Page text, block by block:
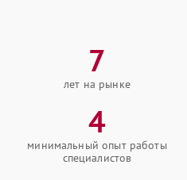
7
лет на рынке
4
минимальный опыт работы
специалистов